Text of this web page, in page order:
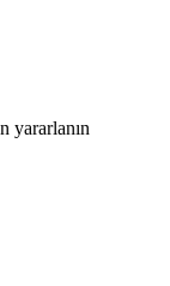
yararlanın